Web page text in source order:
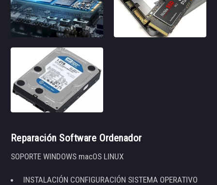
Reparación Software Ordenador
SOPORTE WINDOWS macOS LINUX
INSTALACIÓN CONFIGURACIÓN SISTEMA OPERATIVO